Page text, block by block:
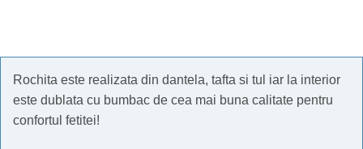
Rochita este realizata din dantela, tafta si tul iar la interior
este dublata cu bumbac de cea mai buna calitate pentru
confortul fetitei!